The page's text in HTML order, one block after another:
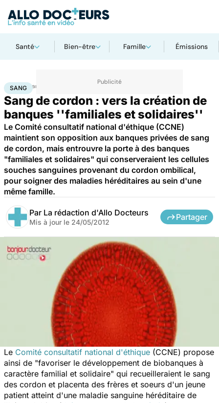
Santé Bien-être Famille Émissions
Accueil Santé
SANG
Sang de cordon : vers la création de
banques ''familiales et solidaires''
Le Comité consultatif national d'éthique (CCNE)
maintient son opposition aux banques privées de sang
de cordon, mais entrouvre la porte à des banques
"familiales et solidaires" qui conserveraient les cellules
souches sanguines provenant du cordon ombilical,
pour soigner des maladies héréditaires au sein d'une
même famille.
Par La rédaction d'Allo Docteurs
Mis à jour le 24/05/2012
Partager
Le Comité consultatif national d'éthique (CCNE) propose
ainsi de "favoriser le développement de biobanques à
caractère familial et solidaire" qui recueilleraient le sang
des cordon et placenta des frères et soeurs d'un jeune
patient atteint d'une maladie sanguine héréditaire de